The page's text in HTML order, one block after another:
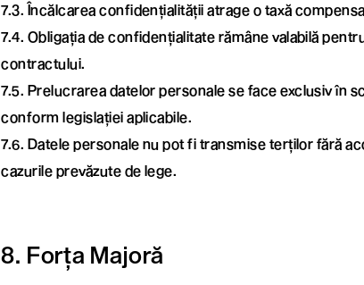
7.3. Încălcarea confidențialității atrage o taxă
7.4. Obligația de confidențialitate rămâne valabilă
contractului.
7.5. Prelucrarea datelor personale se face exclusiv în
conform legislației aplicabile.
7.6. Datele personale nu pot fi transmise terților fără
cazurile prevăzute de lege.
8. Forța Majoră